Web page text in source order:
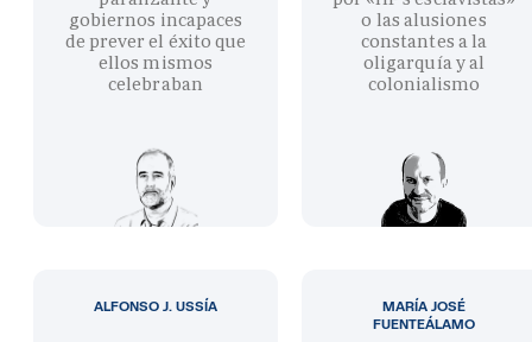
gobiernos incapaces
de prever el éxito que
ellos mismos
celebraban
o las alusiones
constantes a la
oligarquía y al
colonialismo
ALFONSO J. USSÍA
MARÍA JOSÉ
FUENTEÁLAMO